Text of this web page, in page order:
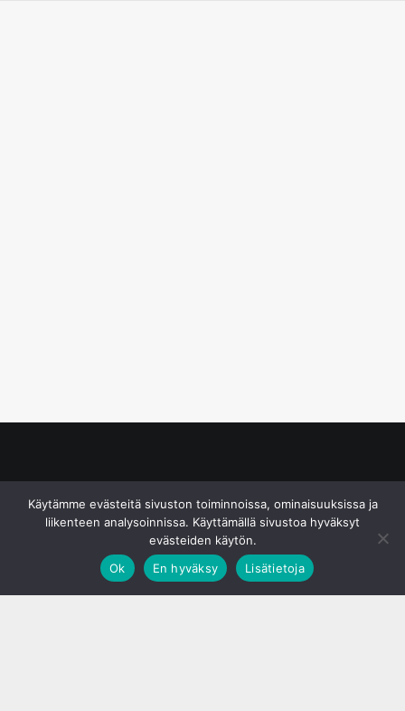
Käytämme evästeitä sivuston toiminnoissa, ominaisuuksissa ja
liikenteen analysoinnissa. Käyttämällä sivustoa hyväksyt
evästeiden käytön.
Ok
En hyväksy Lisätietoja